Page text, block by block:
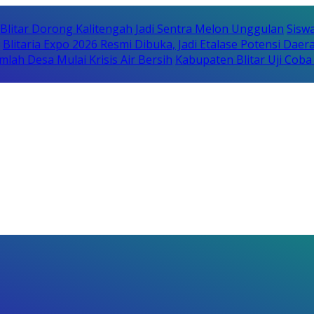
Dorong Kalitengah Jadi Sentra Melon Unggulan
Blitaria Expo 2026 Resmi Dibuka, Jadi Etalase Potensi
Desa Mulai Krisis Air Bersih Kabupaten Blitar Uji